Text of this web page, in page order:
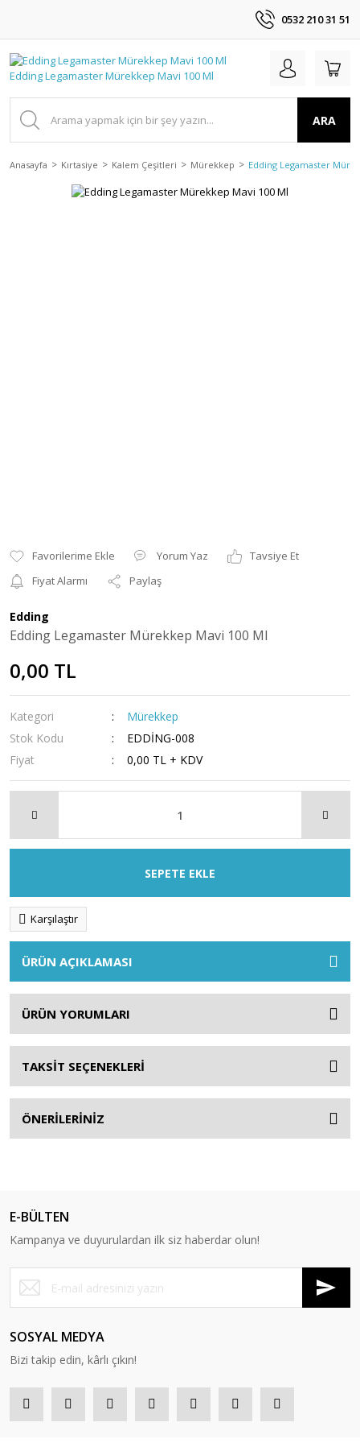
0532 210 31 51
ARA
Anasayfa Kırtasiye Kalem Çeşitleri Mürekkep Edding Legamaster
Yorum Yaz
Tavsiye Et
Fiyat Alarmı
Paylaş
Edding
Edding Legamaster Mürekkep Mavi 100 Ml
0,00 TL
Kategori
Mürekkep
Stok Kodu
EDDİNG-008
Fiyat
0,00 TL + KDV
SEPETE EKLE
Karşılaştır
ÜRÜN AÇIKLAMASI
ÜRÜN YORUMLARI
TAKSİT SEÇENEKLERİ
ÖNERİLERİNİZ
E-BÜLTEN
Kampanya ve duyurulardan ilk siz haberdar olun!
SOSYAL MEDYA
Bizi takip edin, kârlı çıkın!